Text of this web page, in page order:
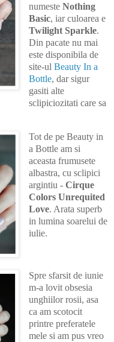
numeste Nothing
Basic, iar culoarea e
Twilight Sparkle.
Din pacate nu mai
este disponibila de
site-ul Beauty In a
Bottle, dar sigur
gasiti alte
sclipiciozitati care sa
Tot de pe Beauty in
a Bottle am si
aceasta frumusete
albastra, cu sclipici
argintiu - Cirque
Colors Unrequited
Love. Arata superb
in lumina soarelui de
iulie.
Spre sfarsit de iunie
m-a lovit obsesia
unghiilor rosii, asa
ca am scotocit
printre preferatele
mele si am pus vreo